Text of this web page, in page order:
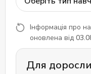
Інформація про
оновлена від
Для